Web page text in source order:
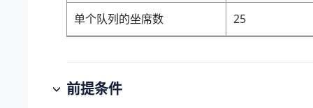
单个队列的坐席数 25
前提条件